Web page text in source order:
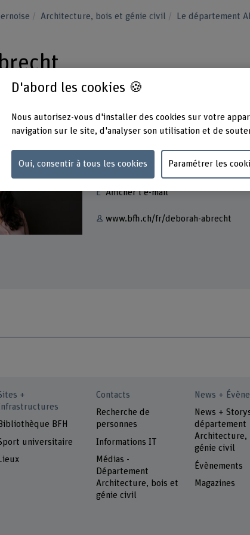
Architecture, bois et génie civil Le département
Afficher l'e-mail
www.bfh.ch/fr/deborah-abrecht
+
Bibliothèque BFH
universitaire
Lieux
Contacts
Recherche de
personnes
Informations IT
Médias -
Département
Architecture, bois et
génie civil
News +
News +
département
Architecture,
génie civil
Évènements
Magazines
D'abord les cookies 🍪
Nous autorisez-vous d'installer des cookies sur votre
navigation sur le site, d'analyser son utilisation et de
Oui, consentir à tous les cookies Paramétrer les